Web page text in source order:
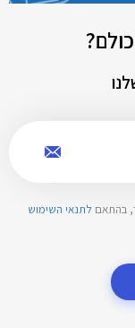
בהתאם לתנאי השימוש